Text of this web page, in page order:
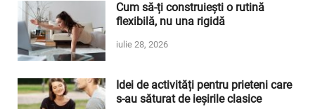
Cum să-ți construiești o rutină
flexibilă, nu una rigidă
iulie 28, 2026
Idei de activități pentru prieteni care
s-au săturat de ieșirile clasice